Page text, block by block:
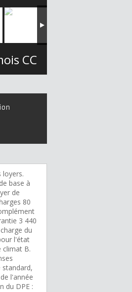
CC
loyers.
base à
de
80
3 440
du
l'état
climat B.
standard,
l'année
du DPE :